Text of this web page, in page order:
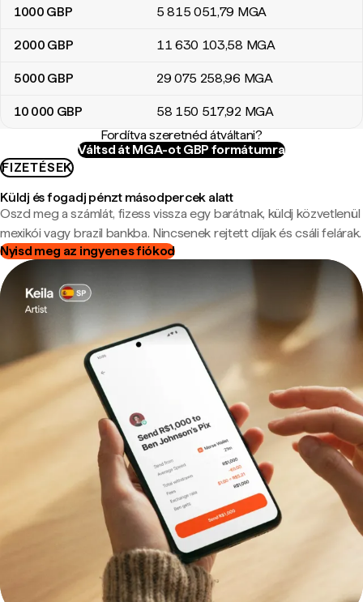
1000 GBP 5 815 051,79 MGA
2000 GBP 11 630 103,58 MGA
5000 GBP 29 075 258,96 MGA
10 000 GBP 58 150 517,92 MGA
Fordítva szeretnéd átváltani?
Váltsd át MGA-ot GBP formátumra
FIZETÉSEK
Küldj és fogadj pénzt másodpercek alatt
Oszd meg a számlát, fizess vissza egy barátnak, küldj közvetlenül
mexikói vagy brazil bankba. Nincsenek rejtett díjak és csáli felárak.
Nyisd meg az ingyenes fiókod